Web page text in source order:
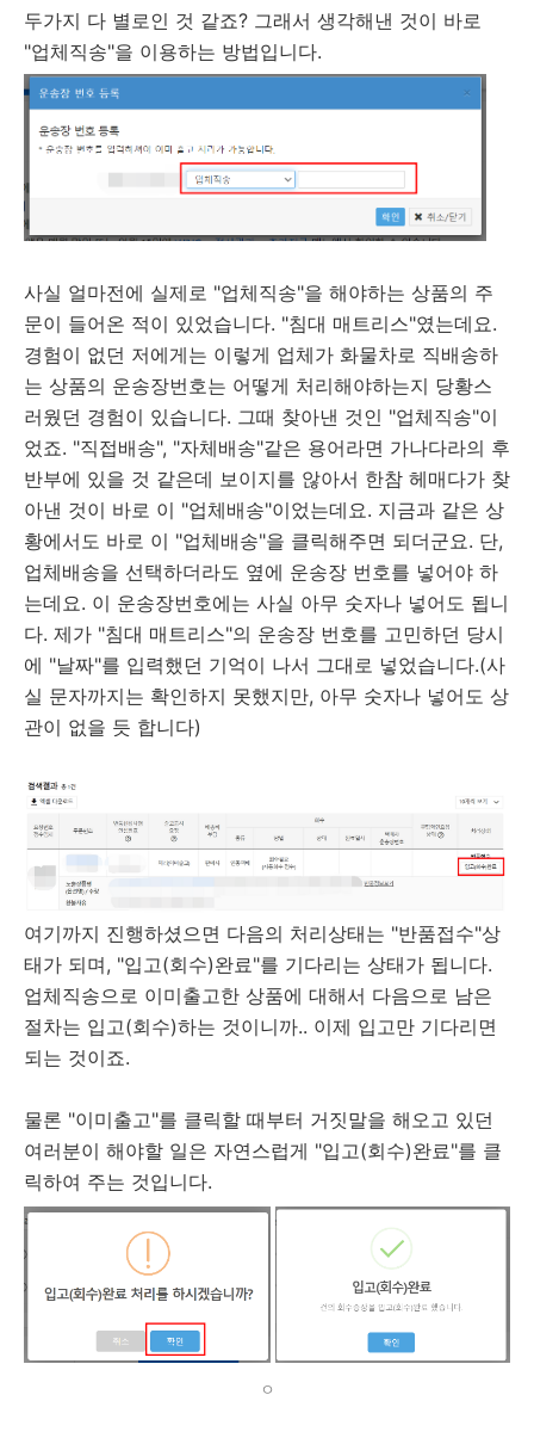
두가지 다 별로인 것 같죠? 그래서 생각해낸 것이 바로
"업체직송"을 이용하는 방법입니다.
사실 얼마전에 실제로 "업체직송"을 해야하는 상품의 주
문이 들어온 적이 있었습니다. "침대 매트리스"였는데요.
경험이 없던 저에게는 이렇게 업체가 화물차로 직배송하
는 상품의 운송장번호는 어떻게 처리해야하는지 당황스
러웠던 경험이 있습니다. 그때 찾아낸 것인 "업체직송"이
었죠. "직접배송", "자체배송"같은 용어라면 가나다라의 후
반부에 있을 것 같은데 보이지를 않아서 한참 헤매다가 찾
아낸 것이 바로 이 "업체배송"이었는데요. 지금과 같은 상
황에서도 바로 이 "업체배송"을 클릭해주면 되더군요. 단,
업체배송을 선택하더라도 옆에 운송장 번호를 넣어야 하
는데요. 이 운송장번호에는 사실 아무 숫자나 넣어도 됩니
다. 제가 "침대 매트리스"의 운송장 번호를 고민하던 당시
에 "날짜"를 입력했던 기억이 나서 그대로 넣었습니다.(사
실 문자까지는 확인하지 못했지만, 아무 숫자나 넣어도 상
관이 없을 듯 합니다)
여기까지 진행하셨으면 다음의 처리상태는 "반품접수"상
태가 되며, "입고(회수)완료"를 기다리는 상태가 됩니다.
업체직송으로 이미출고한 상품에 대해서 다음으로 남은
절차는 입고(회수)하는 것이니까.. 이제 입고만 기다리면
되는 것이죠.
물론 "이미출고"를 클릭할 때부터 거짓말을 해오고 있던
여러분이 해야할 일은 자연스럽게 "입고(회수)완료"를 클
릭하여 주는 것입니다.
ㅇ